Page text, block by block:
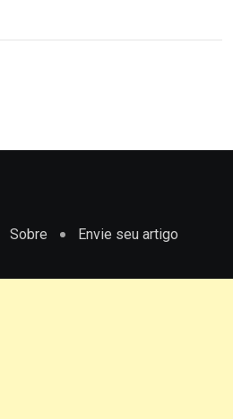
Sobre Envie seu artigo